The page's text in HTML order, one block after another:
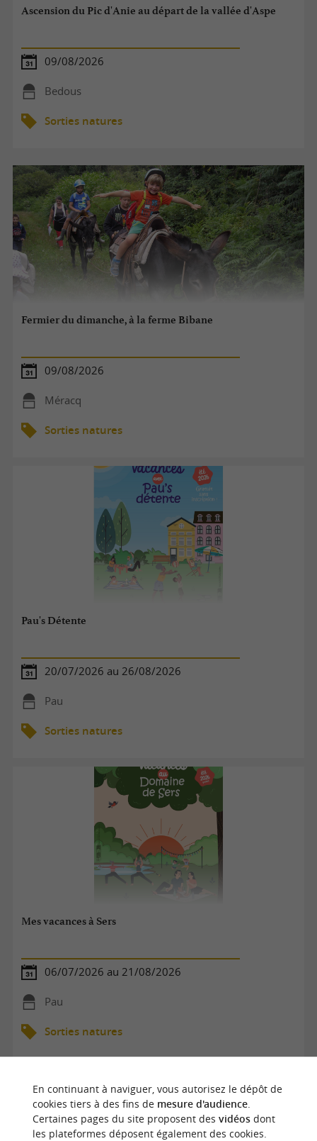
Ascension du Pic d'Anie au départ de la vallée d'Aspe
09/08/2026
Bedous
Sorties natures
Fermier du dimanche, à la ferme Bibane
09/08/2026
Méracq
Sorties natures
Pau's Détente
20/07/2026 au 26/08/2026
Pau
Sorties natures
Mes vacances à Sers
06/07/2026 au 21/08/2026
Pau
Sorties natures
En continuant à naviguer, vous autorisez le dépôt de
cookies tiers à des fins de mesure d'audience.
Certaines pages du site proposent des vidéosdont
les plateformes déposent également des cookies.